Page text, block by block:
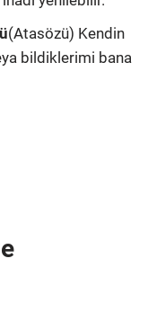
(Atasözü) Kendin
bildiklerimi bana